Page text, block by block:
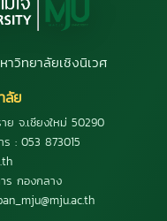
าวิทยาลัยเชิงนิเวศ
ลัย
จ.เชียงใหม่ 50290
: 053 873015
ร กองกลาง